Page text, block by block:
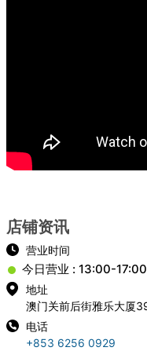
店铺资讯
营业时间
今日营业 : 13:00-17:00
地址
澳门关前后街雅乐大厦
电话
+853 6256 0929